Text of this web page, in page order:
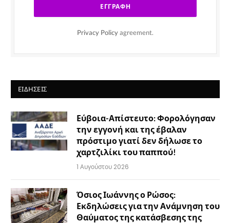
Privacy Policy agreement.
ΕΙΔΉΣΕΙΣ
Εύβοια-Απίστευτο: Φορολόγησαν
την εγγονή και της έβαλαν
πρόστιμο γιατί δεν δήλωσε το
χαρτζιλίκι του παππού!
1 Αυγούστου 2026
Όσιος Ιωάννης ο Ρώσος:
Εκδηλώσεις για την Ανάμνηση του
Θαύματος της κατάσβεσης της